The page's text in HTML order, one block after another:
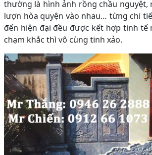
thường là hình ảnh rồng chầu
lượn hòa quyện vào nhau… từng chi
đến hiện đại đều được kết hợp tinh
chạm khắc thì vô cùng tinh xảo.